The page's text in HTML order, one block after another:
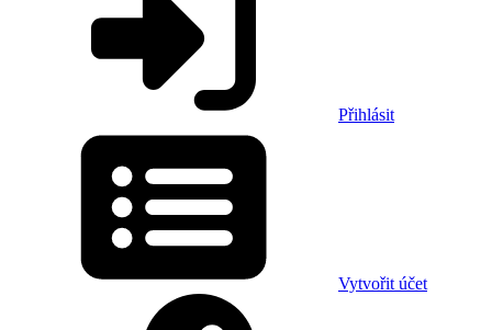
Přihlásit
Vytvořit účet